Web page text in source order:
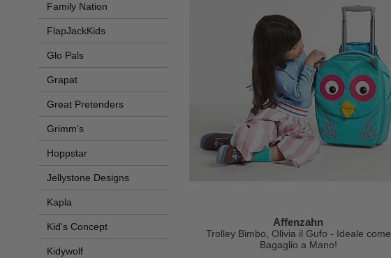
Family Nation
FlapJackKids
Glo Pals
Grapat
Great Pretenders
Grimm's
Hoppstar
Jellystone Designs
Kapla
Kid's Concept
Kidywolf
Affenzahn
Trolley Bimbo, Olivia il Gufo - Ideale come
Bagaglio a Mano!